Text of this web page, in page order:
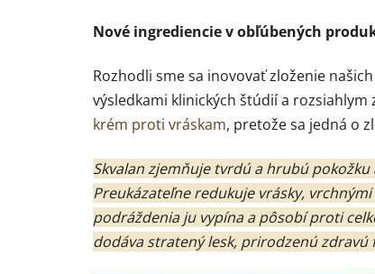
Nové ingrediencie v obľúbených
Rozhodli sme sa inovovať zloženie
výsledkami klinických štúdií a
krém proti vráskam, pretože sa jedná o
Skvalan zjemňuje tvrdú a hrubú
Preukázateľne redukuje vrásky,
podráždenia ju vypína a pôsobí proti
dodáva stratený lesk, prirodzenú